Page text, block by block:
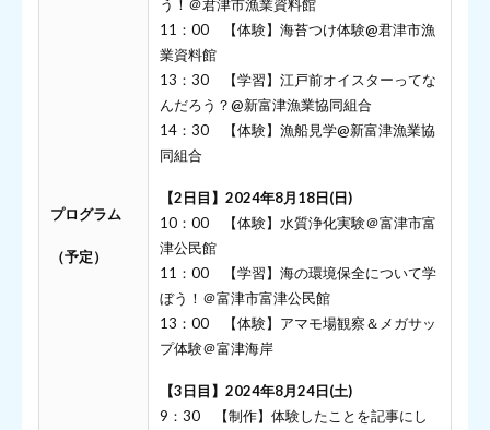
プログラム
（予定）
う！＠君津市漁業資料館
11：00 【体験】海苔つけ体験@君津市漁
業資料館
13：30 【学習】江戸前オイスターってな
んだろう？@新富津漁業協同組合
14：30 【体験】漁船見学@新富津漁業協
同組合
【2日目】2024年8月18日(日)
10：00 【体験】水質浄化実験＠富津市富
津公民館
11：00 【学習】海の環境保全について学
ぼう！＠富津市富津公民館
13：00 【体験】アマモ場観察＆メガサッ
プ体験＠富津海岸
【3日目】2024年8月24日(土)
9：30 【制作】体験したことを記事にし